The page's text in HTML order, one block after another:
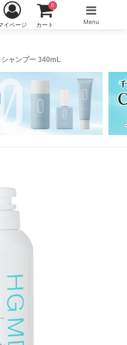
シャンプー 340mL
イページ カート
0
Menu